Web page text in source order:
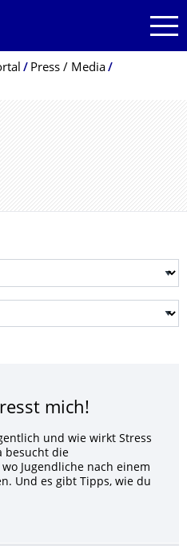
Press / Media
mich!
und wie wirkt Stress
besucht die
Jugendliche nach einem
Und es gibt Tipps, wie du